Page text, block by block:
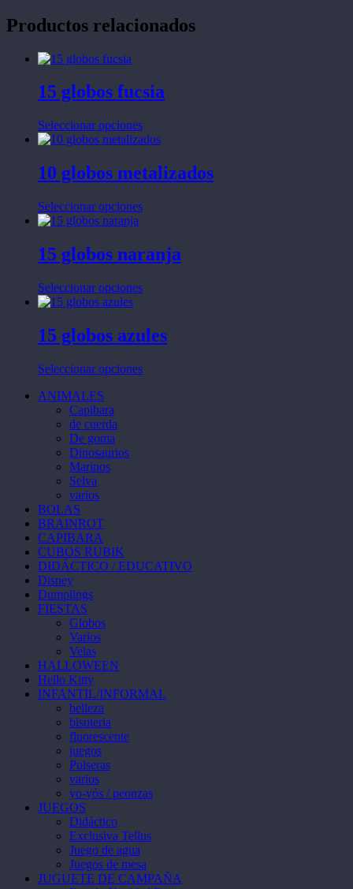
Productos relacionados
15 globos fucsia
Seleccionar opcionesEste
producto
múltiples
variantes.
opciones
elegir
en
página
10 globos metalizados
Seleccionar opcionesEste
múltiples
variantes.
opciones
elegir
en
página
15 globos naranja
Seleccionar opcionesEste
múltiples
variantes.
opciones
15 globos azules
Seleccionar opcionesEste
producto
ANIMALES
Capibara
de cuerda
De goma
Dinosaurios
Marinos
Selva
varios
BOLAS
BRAINROT
CAPIBARA
CUBOS RUBIK
DIDÁCTICO / EDUCATIVO
Disney
Dumplings
FIESTAS
Globos
Varios
Velas
HALLOWEEN
Hello Kitty
INFANTIL/INFORMAL
belleza
bisuteria
fluorescente
juegos
Pulseras
varios
yo-yós / peonzas
JUEGOS
Didáctico
Exclusiva Tellus
Juego de agua
Juegos de mesa
JUGUETE DE CAMPAÑA